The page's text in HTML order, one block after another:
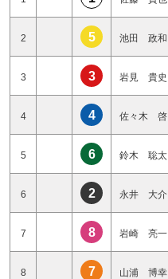
2 5 池田 政和
3 3 岩見 貴史
4 4 佐々木 啓
5 6 鈴木 聡太
6 2 永井 大介
7 8 岩崎 亮一
8 7 山浦 博幸